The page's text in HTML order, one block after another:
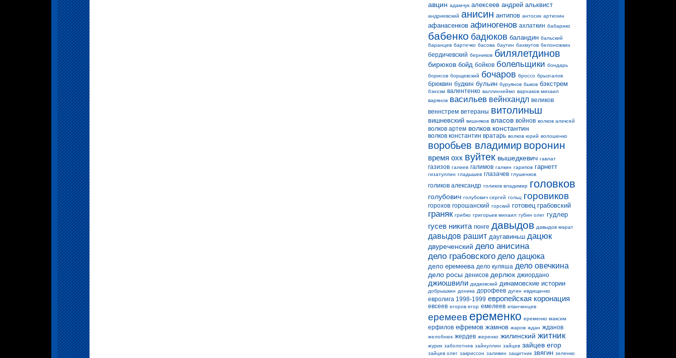
авцин адамчук алексеев андрей альквист
андриевский анисин антипов антосик артюхин
афанасенков афиногенов ахлаткин бабарико
бабенко бадюков баландин бальский
баранцев бартечко басова баутин бахмутов белоножкин
бердичевский берников билялетдинов
бирюков бойд бойков болельщики бондарь
борисов борщевский бочаров броссо брызгалов
брюквин будкин бульин буруянов быков бэкстрем
бэнхэм валентенко валлинхеймо варнаков михаил
варянов васильев вейнхандл великов
веннстрем ветераны витолиньш
вишневский вишняков власов войнов волков алексей
волков артем волков константин
волков константин вратарь волков юрий волошенко
воробьев владимир воронин
время охк вуйтек вышедкевич гавлат
газизов галиев галимов галкин гарипов гарнетт
гизатуллин гладышев глазачев глушенков
голиков александр голиков владимир головков
голубович голубович сергей гольц горовиков
горохов горошанский горский готовец грабовский
граняк грибко григорьев михаил губин олег гудлер
гусев никита гюнге давыдов давыдов марат
давыдов рашит даугавиньш дацюк
двуреченский дело анисина
дело грабовского дело дацюка
дело еремеева дело куляша дело овечкина
дело росы денисов дерлюк джиордано
джиошвили дидковский динамовские истории
добрышкин доника дорофеев дугин евдищенко
евролига 1998-1999 европейская коронация
евсеев егоров егор емелеев епанчинцев
еремеев еременко еременко максим
ерфилов ефремов жамнов жаров ждан жданов
желобнюк жердев жеренко жилинский житник
журик заболотнев зайнуллин зайцев зайцев егор
зайцев олег закриссон заливин защитник звягин зеленко